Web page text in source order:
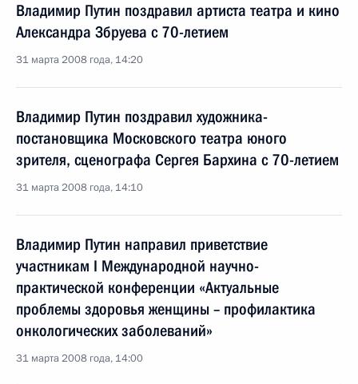
Владимир Путин поздравил артиста театра и кино
Александра Збруева с 70-летием
31 марта 2008 года, 14:20
Владимир Путин поздравил художника-
постановщика Московского театра юного
зрителя, сценографа Сергея Бархина с 70-летием
31 марта 2008 года, 14:10
Владимир Путин направил приветствие
участникам I Международной научно-
практической конференции «Актуальные
проблемы здоровья женщины – профилактика
онкологических заболеваний»
31 марта 2008 года, 14:00